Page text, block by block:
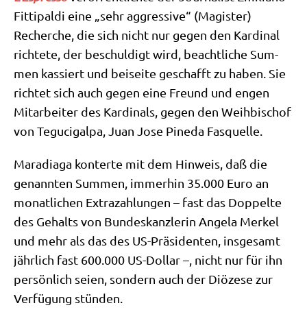
Fit­ti­pal­di eine „sehr aggres­si­ve“ (Magi­ster)
Recher­che, die sich nicht nur gegen den Kar­di­nal
rich­te­te, der beschul­digt wird, beacht­li­che Sum­
men kas­siert und bei­sei­te geschafft zu haben. Sie
rich­tet sich auch gegen eine Freund und engen
Mit­ar­bei­ter des Kar­di­nals, gegen den Weih­bi­schof
von Tegu­ci­gal­pa, Juan Jose Pine­da Fasquelle.
Mara­dia­ga kon­ter­te mit dem Hin­weis, daß die
genann­ten Sum­men, immer­hin 35.000 Euro an
monat­li­chen Extra­zah­lun­gen – fast das Dop­pel­te
des Gehalts von Bun­des­kanz­le­rin Ange­la Mer­kel
und mehr als das des US-Prä­si­den­ten, ins­ge­samt
jähr­lich fast 600.000 US-Dol­lar –, nicht nur für ihn
per­sön­lich sei­en, son­dern auch der Diö­ze­se zur
Ver­fü­gung stünden.